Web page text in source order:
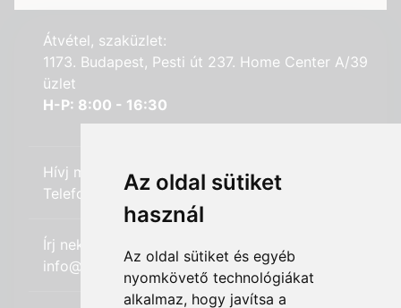
Az oldal sütiket
használ
Az oldal sütiket és egyéb
nyomkövető technológiákat
alkalmaz, hogy javítsa a
Átvétel, szaküzlet:
1173. Budapest, Pesti út 237. Home Center A/39
üzlet
H-P: 8:00 - 16:30
Hívj minket:
Telefon: +36 (20) 989-7969
Írj nekünk:
info@hifi-station.hu